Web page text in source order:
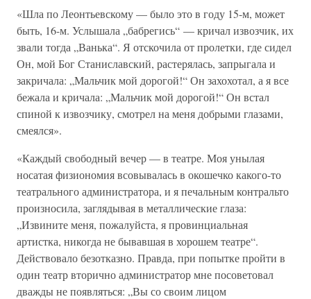
«Шла по Леонтьевскому — было это в году 15-м, может
быть, 16-м. Услышала „бабрегись“ — кричал извозчик, их
звали тогда „Ванька“. Я отскочила от пролетки, где сидел
Он, мой Бог Станиславский, растерялась, запрыгала и
закричала: „Мальчик мой дорогой!“ Он захохотал, а я все
бежала и кричала: „Мальчик мой дорогой!“ Он встал
спиной к извозчику, смотрел на меня добрыми глазами,
смеялся».
«Каждый свободный вечер — в театре. Моя унылая
носатая физиономия всовывалась в окошечко какого-то
театрального администратора, и я печальным контральто
произносила, заглядывая в металлические глаза:
„Извините меня, пожалуйста, я провинциальная
артистка, никогда не бывавшая в хорошем театре“.
Действовало безотказно. Правда, при попытке пройти в
один театр вторично администратор мне посоветовал
дважды не появляться: „Вы со своим лицом